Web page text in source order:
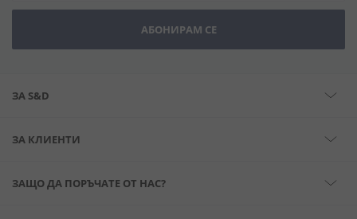
АБОНИРАМ СЕ
ЗА S&D
ЗА КЛИЕНТИ
ЗАЩО ДА ПОРЪЧАТЕ ОТ НАС?